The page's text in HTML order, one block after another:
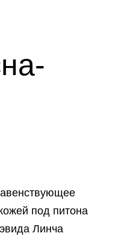
под питона
Линча